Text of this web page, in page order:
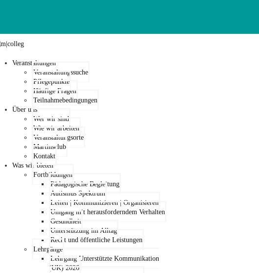
Veranstaltungen
Veranstaltungssuche
Pflegepunkte
Häufige Fragen
Teilnahmebedingungen
Über uns
Wer wir sind
Wie wir arbeiten
Veranstaltungsorte
Martinsclub
Kontakt
Was wir bieten
Fortbildungen
Pädagogische Begleitung
Autismus Spektrum
Leiten | Kommunizieren | Organisieren
Umgang mit herausforderndem Verhalten
Gesundheit
Unterstützung im Alltag
Recht und öffentliche Leistungen
Lehrgänge
Lehrgang Unterstützte Kommunikation
(UK) 2026